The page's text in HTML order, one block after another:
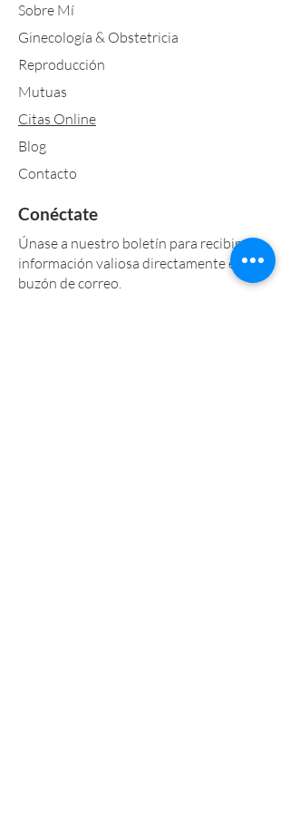
Sobre Mí
Ginecología & Obstetricia
Reproducción
Mutuas
Citas Online
Blog
Contacto
Conéctate
Únase a nuestro boletín para recibir
información valiosa directamente en su
buzón de correo.